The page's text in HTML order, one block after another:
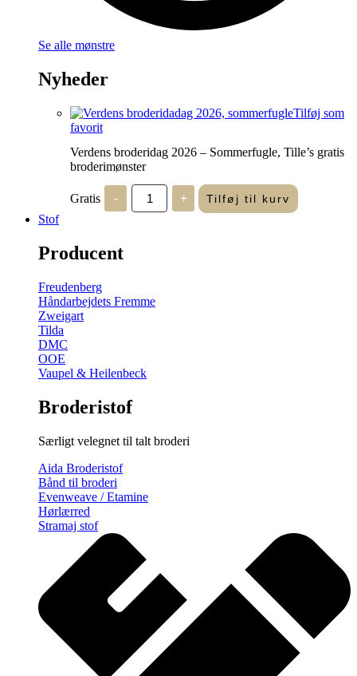
Se alle mønstre
Nyheder
Tilføj som
favorit
Verdens broderidag 2026 – Sommerfugle, Tille’s gratis
broderimønster
Gratis -
Verdens
broderidag
2026
+ Tilføj til kurv
Stof
Producent
Freudenberg
Håndarbejdets Fremme
Zweigart
Tilda
DMC
OOE
Vaupel & Heilenbeck
Broderistof
Særligt velegnet til talt broderi
Aida Broderistof
Bånd til broderi
Evenweave / Etamine
Hørlærred
Stramaj stof